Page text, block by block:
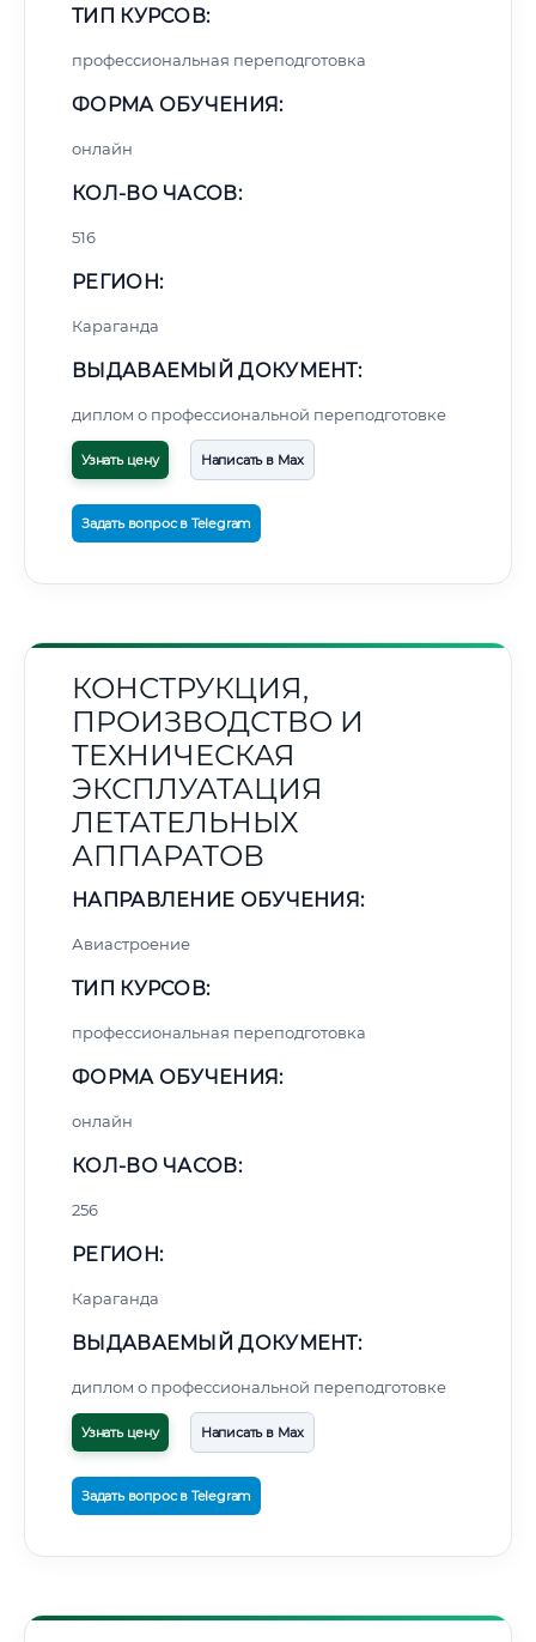
ТИП КУРСОВ:
профессиональная переподготовка
ФОРМА ОБУЧЕНИЯ:
онлайн
КОЛ-ВО ЧАСОВ:
516
РЕГИОН:
Караганда
ВЫДАВАЕМЫЙ ДОКУМЕНТ:
диплом о профессиональной переподготовке
Узнать цену Написать в Max
Задать вопрос в Telegram
КОНСТРУКЦИЯ,
ПРОИЗВОДСТВО И
ТЕХНИЧЕСКАЯ
ЭКСПЛУАТАЦИЯ
ЛЕТАТЕЛЬНЫХ
АППАРАТОВ
НАПРАВЛЕНИЕ ОБУЧЕНИЯ:
Авиастроение
ТИП КУРСОВ:
профессиональная переподготовка
ФОРМА ОБУЧЕНИЯ:
онлайн
КОЛ-ВО ЧАСОВ:
256
РЕГИОН:
Караганда
ВЫДАВАЕМЫЙ ДОКУМЕНТ:
диплом о профессиональной переподготовке
Узнать цену Написать в Max
Задать вопрос в Telegram